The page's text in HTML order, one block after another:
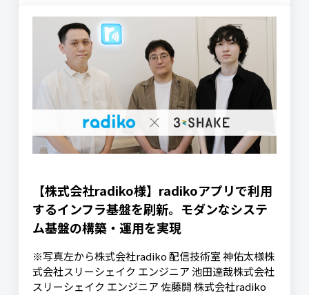
【株式会社radiko様】radikoアプリで利用
するインフラ基盤を刷新。モダンなシステ
ム基盤の構築・運用を実現
※写真左から株式会社radiko 配信技術室 神佑太様株
式会社スリーシェイク エンジニア 池田達哉株式会社
スリーシェイク エンジニア 佐藤開 株式会社radiko